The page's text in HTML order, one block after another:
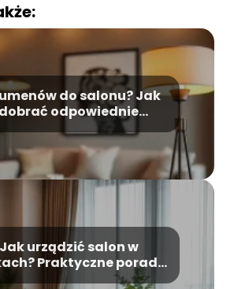
do salonu? Jak
dobrać odpowiednie
Jak urządzić salon w
Praktyczne porady
i inspiracje